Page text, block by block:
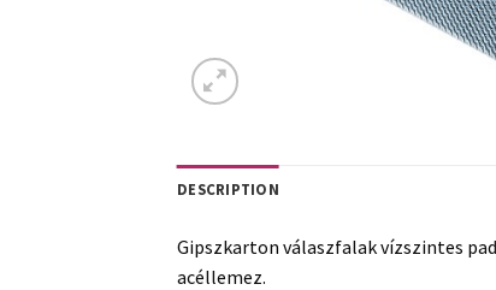
DESCRIPTION
Gipszkarton válaszfalak vízszintes
acéllemez.